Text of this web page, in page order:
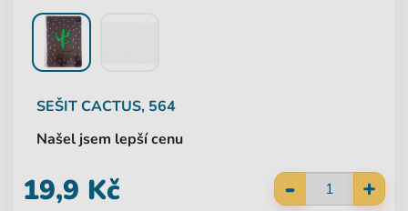
SEŠIT CACTUS, 564
Našel jsem lepší cenu
- +
19,9 Kč